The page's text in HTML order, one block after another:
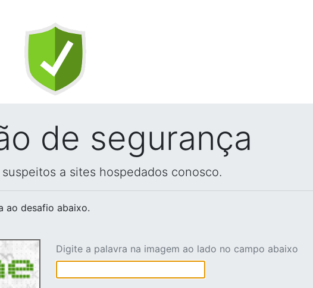
de segurança
a sites hospedados conosco.
ao desafio abaixo.
Digite a palavra na imagem ao lado no campo abaixo